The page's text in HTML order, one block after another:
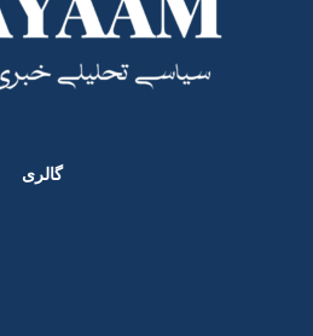
گالری